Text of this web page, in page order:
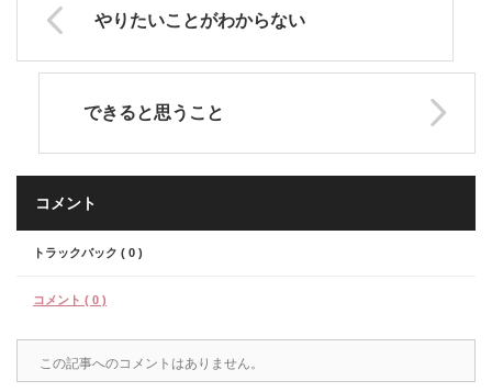
やりたいことがわからない
できると思うこと
コメント
トラックバック ( 0 )
コメント ( 0 )
この記事へのコメントはありません。